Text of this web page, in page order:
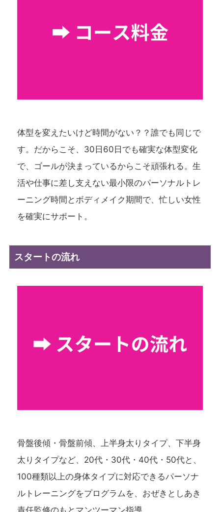
体型を変えたいけど時間がない？？誰でも同じで
す。だからこそ、30日60日でも確実な体型変化
で、ゴールが決まっているからこそ頑張れる。生
活や仕事に差し支えない最小限のパーソナルトレ
ーニング時間とボディメイク期間で、忙しい女性
を確実にサポート。
スタートの流れ
骨盤後傾・骨盤前傾、上半身太りタイプ、下半身
太りタイプなど、20代・30代・40代・50代と、
100種類以上の身体タイプに対応できるパーソナ
ルトレーニングをプログラムを、おぜきとしあき
責任監修のもとマンツーマン指導。